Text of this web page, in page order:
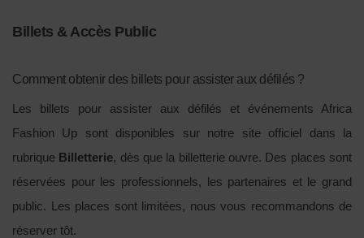
Billets & Accès Public
Comment obtenir des billets pour assister aux défilés ?
Les billets pour assister aux défilés et événements Africa
Fashion Up sont disponibles sur notre site officiel dans la
rubrique Billetterie, dès que la billetterie ouvre. Des places sont
réservées pour les professionnels, les partenaires et le grand
public. Les places sont limitées, nous vous recommandons de
réserver tôt.